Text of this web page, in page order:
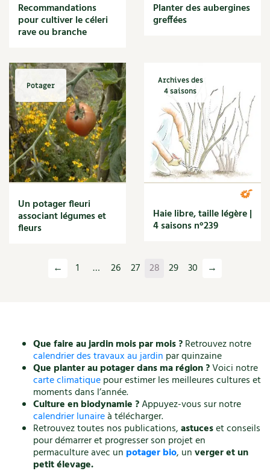
Recommandations
pour cultiver le céleri
rave ou branche
Planter des aubergines
greffées
Potager
Un potager fleuri
associant légumes et
fleurs
Archives des
4 saisons
Haie libre, taille légère |
4 saisons n°239
← 1 … 26 27 28 29 30 →
Que faire au jardin mois par mois ?Retrouvez notre
calendrier des travaux au jardin par quinzaine
Que planter au potager dans ma région ?Voici notre
carte climatiquepour estimer les meilleures cultures et
moments dans l’année.
Culture en biodynamie ?Appuyez-vous sur notre
calendrier lunaireà télécharger.
Retrouvez toutes nos publications,astuceset conseils
pour démarrer et progresser son projet en
permaculture avec un potager bio, unverger et un
petit élevage.